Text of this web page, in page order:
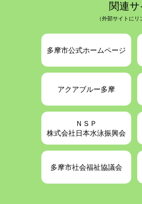
関連サ
（外部サイトにリ
多摩市公式ホームページ
アクアブルー多摩
ＮＳＰ
株式会社日本水泳振興会
多摩市社会福祉協議会